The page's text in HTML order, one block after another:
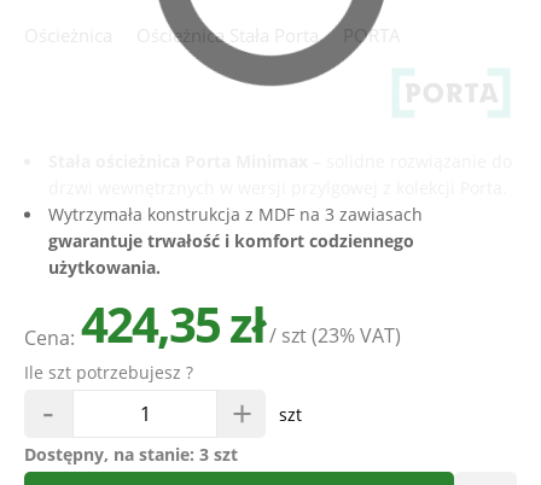
Ościeżnica Stała Porta PORTA
Wytrzymała konstrukcja z MDF na 3 zawiasach
gwarantuje trwałość i komfort codziennego
użytkowania.
Cena: 424,35 zł/ szt(23% VAT)
Ile szt potrzebujesz ?
- +
szt
Dostępny, na stanie: 3 szt